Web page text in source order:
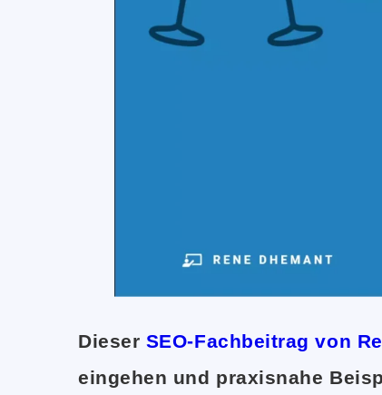
Dieser SEO-Fachbeitrag von
eingehen und praxisnahe